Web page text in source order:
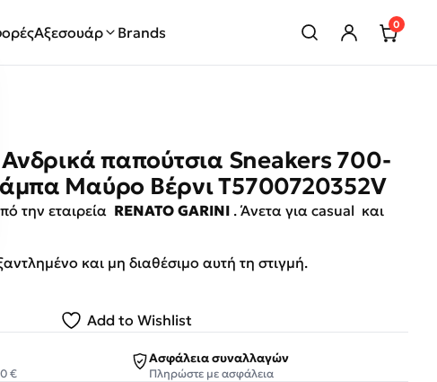
Αξεσουάρ Brands 0
Ανδρικά παπούτσια Sneakers 700-
Μαύρο Βέρνι T5700720352V
την εταιρεία RENATO GARINI. Άνετα για casual και
και μη διαθέσιμο αυτή τη στιγμή.
Add to Wishlist
€
Ασφάλεια συναλλαγών
Πληρώστε με ασφάλεια